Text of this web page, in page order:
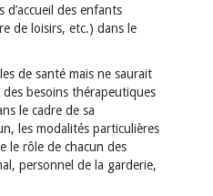
des enfants
de loisirs, etc.) dans le
de santé mais ne saurait
besoins thérapeutiques
le cadre de sa
les modalités particulières
le rôle de chacun des
personnel de la garderie,